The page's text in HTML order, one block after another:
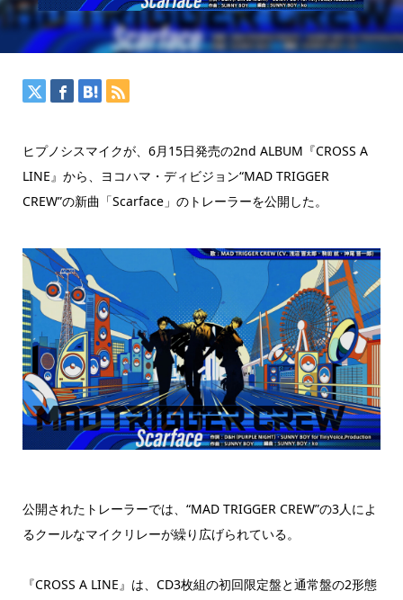
ヒプノシスマイクが、6月15日発売の2nd ALBUM『CROSS A
LINE』から、ヨコハマ・ディビジョン“MAD TRIGGER
CREW”の新曲「Scarface」のトレーラーを公開した。
公開されたトレーラーでは、“MAD TRIGGER CREW”の3人によ
るクールなマイクリレーが繰り広げられている。
『CROSS A LINE』は、CD3枚組の初回限定盤と通常盤の2形態